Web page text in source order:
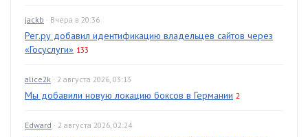
jackb · Вчера в 20:36
Рег.ру добавил идентификацию владельцев сайтов через
«Госуслуги» 133
alice2k · 2 августа 2026, 03:13
Мы добавили новую локацию боксов в Германии 2
Edward · 2 августа 2026, 02:24